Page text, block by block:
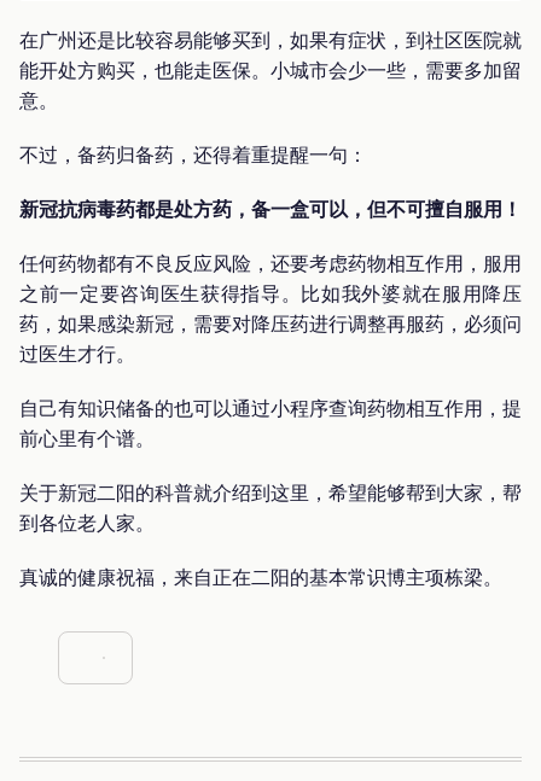
在广州还是比较容易能够买到，如果有症状，到社区医院就
能开处方购买，也能走医保。小城市会少一些，需要多加留
意。
不过，备药归备药，还得着重提醒一句：
新冠抗病毒药都是处方药，备一盒可以，但不可擅自服用！
任何药物都有不良反应风险，还要考虑药物相互作用，服用
之前一定要咨询医生获得指导。比如我外婆就在服用降压
药，如果感染新冠，需要对降压药进行调整再服药，必须问
过医生才行。
自己有知识储备的也可以通过小程序查询药物相互作用，提
前心里有个谱。
关于新冠二阳的科普就介绍到这里，希望能够帮到大家，帮
到各位老人家。
真诚的健康祝福，来自正在二阳的基本常识博主项栋梁。